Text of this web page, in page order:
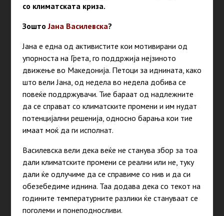
со климатската криза.
ЗоштоЈана Василевска?
Јана е една од активистите кои мотивирани од
упорноста на Грета, го поддржија нејзиното
движење во Македонија. Петоци за иднината, како
што вели Јана, од недела во недела добива се
повеќе поддржувачи. Тие бараат од надлежните
да се справат со климатските промени и им нудат
потенцијални решенија, односно барања кои тие
имаат моќ да ги исполнат.
Василевска вели дека веќе не станува збор за тоа
дали климатските промени се реални или не, туку
дали ќе одлучиме да се справиме со нив и да си
обезебедиме иднина. Таа додава дека со текот на
годините температурните разлики ќе стануваат се
поголеми и понеподносливи.